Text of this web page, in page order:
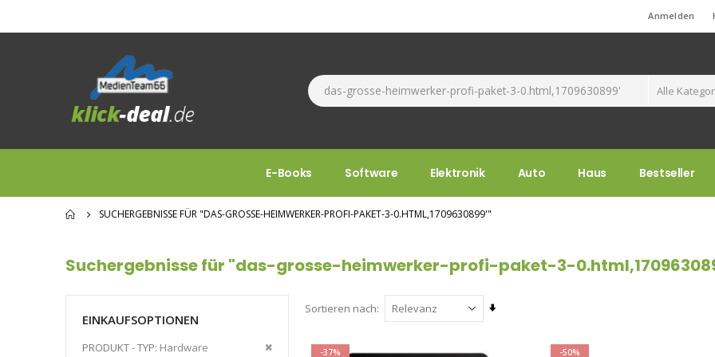
Anmelden
E-Books Software Elektronik Auto Haus Bestseller
SUCHERGEBNISSE FÜR "DAS-GROSSE-HEIMWERKER-PROFI-PAKET-3-0.HTML,1709630899'"
Suchergebnisse für "das-grosse-heimwerker-profi-paket-3-
Sortieren nach
Aufsteigend
-37% -50%
EINKAUFSOPTIONEN
PRODUKT - TYP Hardware
Diesen